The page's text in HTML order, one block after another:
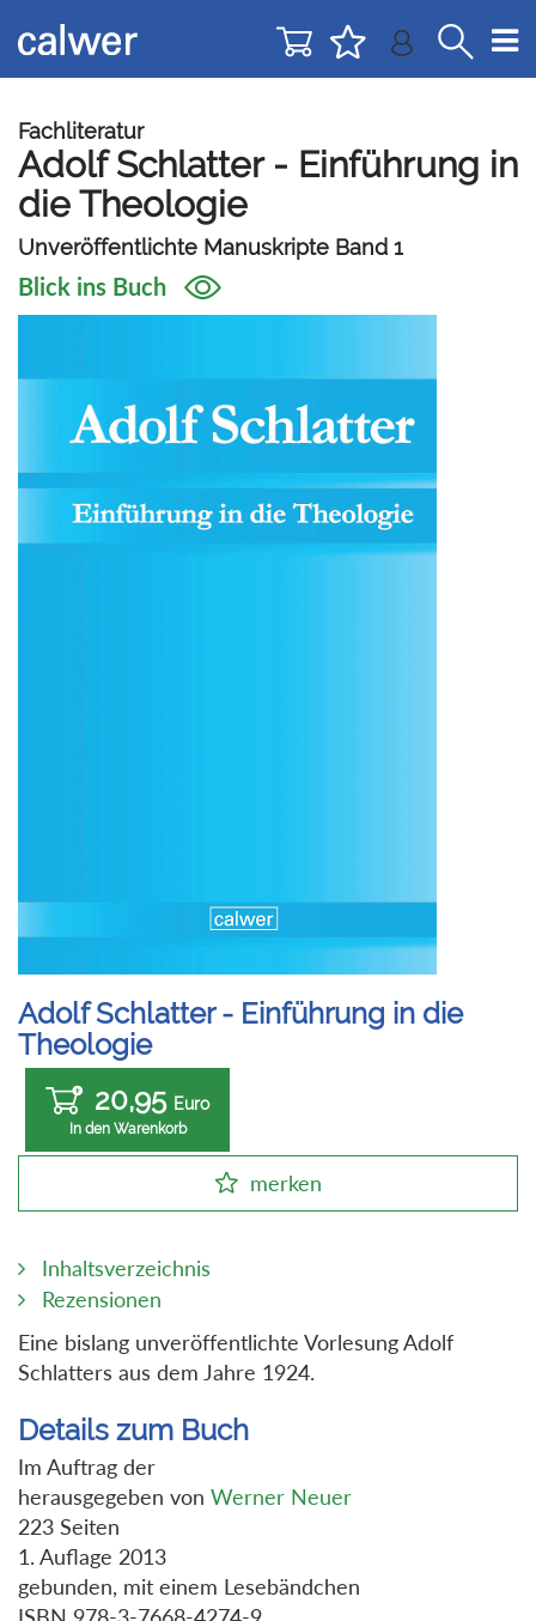
zur
Navigation
zum
Inhalt
Fachliteratur
Adolf Schlatter - Einführung in
die Theologie
Unveröffentlichte Manuskripte Band 1
Blick ins Buch
Adolf Schlatter - Einführung in die
Theologie
20,95 Euro
In den Warenkorb
merken
Inhaltsverzeichnis
Rezensionen
Eine bislang unveröffentlichte Vorlesung Adolf
Schlatters aus dem Jahre 1924.
Details zum Buch
Im Auftrag der
herausgegeben von Werner Neuer
223 Seiten
1. Auflage 2013
gebunden, mit einem Lesebändchen